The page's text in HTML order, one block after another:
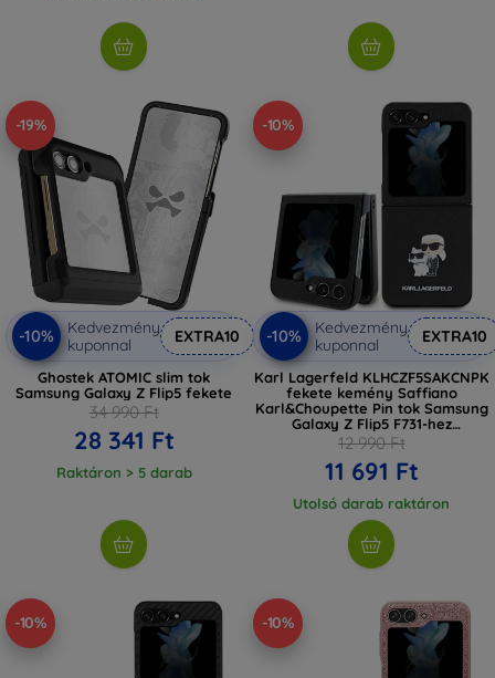
-19%
-10%
Kedvezmény
kuponnal
EXTRA10
Ghostek ATOMIC slim tok
Samsung Galaxy Z Flip5 fekete
34 990 Ft
28 341 Ft
Raktáron > 5 darab
-10%
-10%
Kedvezmény
kuponnal
EXTRA10
Karl Lagerfeld KLHCZF5SAKCNPK
fekete kemény Saffiano
Karl&Choupette Pin tok Samsung
Galaxy Z Flip5 F731-hez
(KLHCZF5SAKCNPK)
12 990 Ft
11 691 Ft
Utolsó darab raktáron
-10% -10%